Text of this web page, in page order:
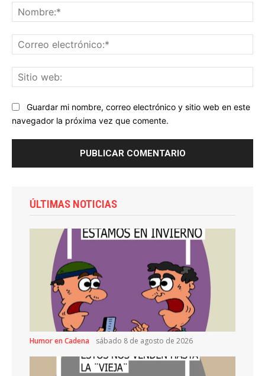
Guardar mi nombre, correo electrónico y sitio web en este
navegador la próxima vez que comente.
ÚLTIMAS NOTICIAS
Humor en Cadena sábado 8 de agosto de 2026